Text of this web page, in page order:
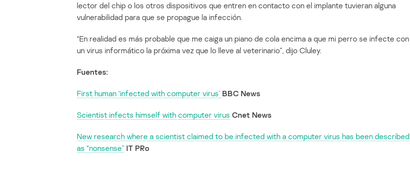
lector del chip o los otros dispositivos que entren en contacto con el implante tuvieran alguna
vulnerabilidad para que se propague la infección.
“En realidad es más probable que me caiga un piano de cola encima a que mi perro se infecte con
un virus informático la próxima vez que lo lleve al veterinario”, dijo Cluley.
Fuentes:
First human ‘infected with computer virus’ BBC News
Scientist infects himself with computer virus Cnet News
New research where a scientist claimed to be infected with a computer virus has been described
as “nonsense” IT PRo